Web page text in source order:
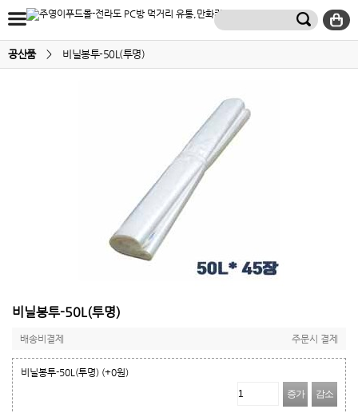
공산품 > 비닐봉투-50L(투명)
비닐봉투-50L(투명)
배송비결제 주문시 결제
비닐봉투-50L(투명) (+0원)
증가
감소